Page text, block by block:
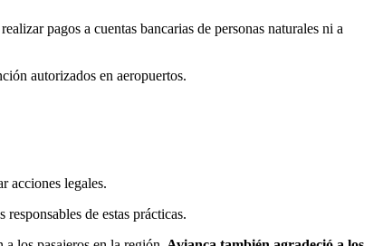
pagos a cuentas bancarias de personas naturales ni a
autorizados en aeropuertos.
acciones legales.
de estas prácticas.